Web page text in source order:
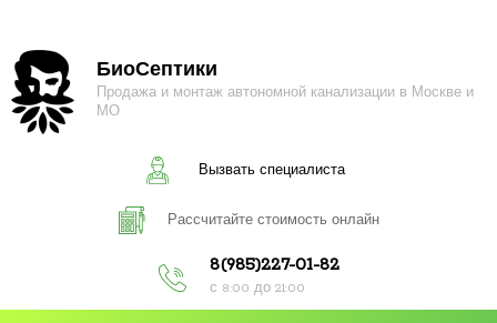
БиоСептики
Продажа и монтаж автономной канализации в Москве и
МО
Вызвать специалиста
Рассчитайте стоимость онлайн
8(985)227-01-82
с 8:00 до 21:00